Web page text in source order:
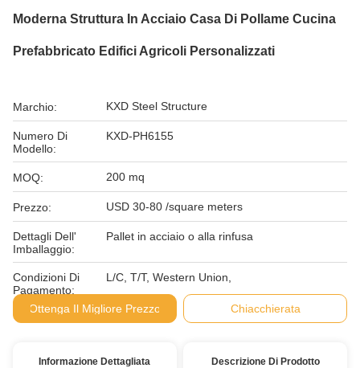
Moderna Struttura In Acciaio Casa Di Pollame Cucina
Prefabbricato Edifici Agricoli Personalizzati
Marchio: KXD Steel Structure
Numero Di
Modello:
KXD-PH6155
MOQ: 200 mq
Prezzo: USD 30-80 /square meters
Dettagli Dell'
Imballaggio:
Pallet in acciaio o alla rinfusa
Condizioni Di
Pagamento:
L/C, T/T, Western Union,
Ottenga Il Migliore Prezzo Chiacchierata
Informazione Dettagliata Descrizione Di Prodotto